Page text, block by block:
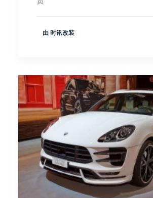
由 时讯改装